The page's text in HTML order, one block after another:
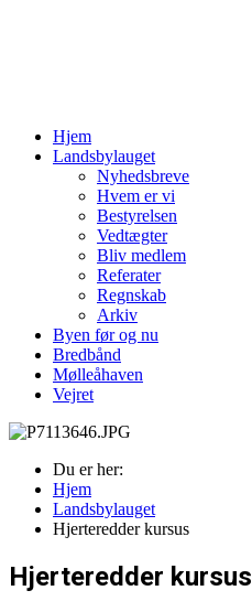
Hjem
Landsbylauget
Nyhedsbreve
Hvem er vi
Bestyrelsen
Vedtægter
Bliv medlem
Referater
Regnskab
Arkiv
Byen før og nu
Bredbånd
Mølleåhaven
Vejret
Du er her:
Hjem
Landsbylauget
Hjerteredder kursus
Hjerteredder kursus